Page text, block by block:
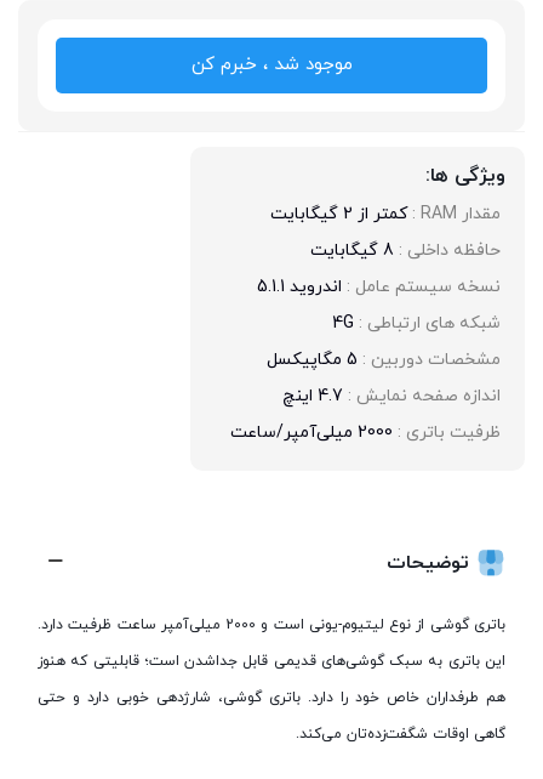
موجود شد ، خبرم کن
ویژگی ها:
مقدار RAM :
کمتر از 2 گیگابایت
حافظه داخلی : 8 گیگابایت
نسخه سیستم عامل : اندروید 5.1.1
شبکه های ارتباطی : 4G
مشخصات دوربین : 5 مگاپیکسل
اندازه صفحه نمایش : 4.7 اینچ
ظرفیت باتری : 2000 میلی‌آمپر/ساعت
توضیحات
باتری گوشی از نوع لیتیوم-یونی است و 2000 میلی‌آمپر ساعت ظرفیت دارد.
این باتری به سبک گوشی‌های قدیمی قابل جداشدن است؛ قابلیتی که هنوز
هم طرفداران خاص خود را دارد. باتری گوشی، شارژدهی خوبی دارد و حتی
گاهی اوقات شگفت‌زده‌تان می‌کند.